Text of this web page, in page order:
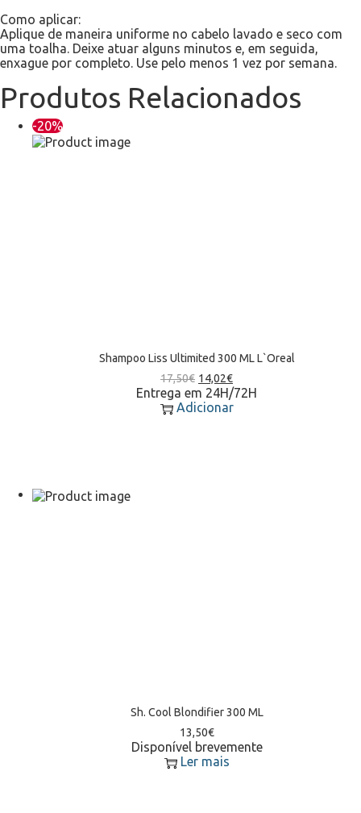
Como aplicar:
Aplique de maneira uniforme no cabelo lavado e seco com
uma toalha. Deixe atuar alguns minutos e, em seguida,
enxague por completo. Use pelo menos 1 vez por semana.
Produtos Relacionados
-20%
Shampoo Liss Ultimited 300 ML L`Oreal
17,50€ 14,02€
Entrega em 24H/72H
Adicionar
Sh. Cool Blondifier 300 ML
13,50€
Disponível brevemente
Ler mais